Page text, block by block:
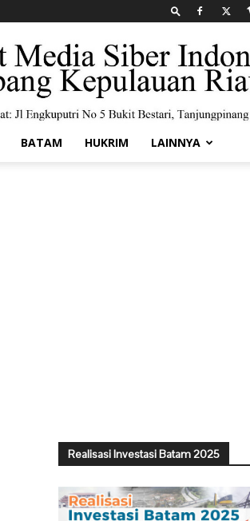
BATAM HUKRIM LAINNYA
Realisasi Investasi Batam 2025